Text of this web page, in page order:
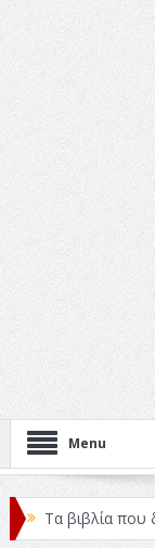
Menu
Τα βιβλία που